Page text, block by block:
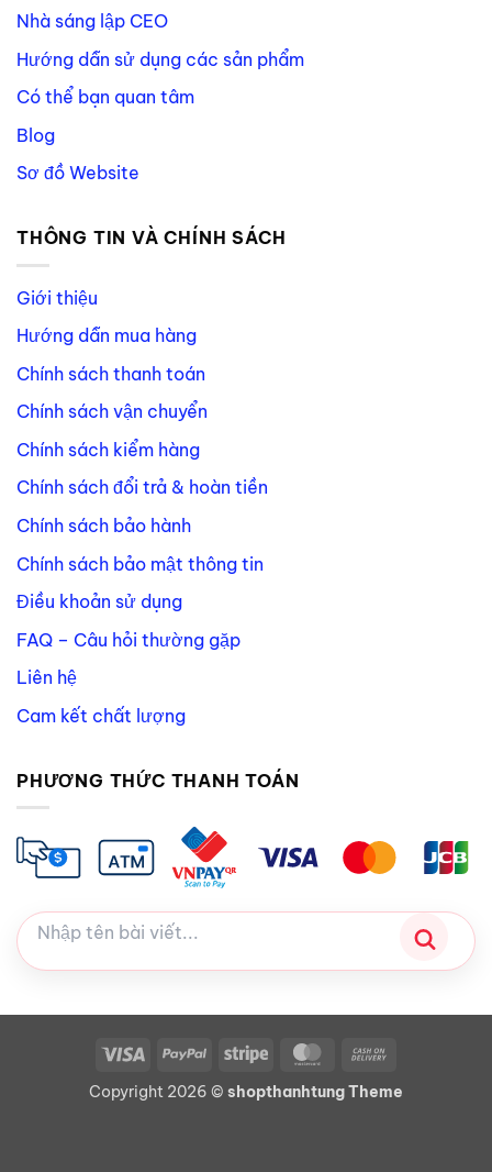
Nhà sáng lập CEO
Hướng dẫn sử dụng các sản phẩm
Có thể bạn quan tâm
Blog
Sơ đồ Website
THÔNG TIN VÀ CHÍNH SÁCH
Giới thiệu
Hướng dẫn mua hàng
Chính sách thanh toán
Chính sách vận chuyển
Chính sách kiểm hàng
Chính sách đổi trả & hoàn tiền
Chính sách bảo hành
Chính sách bảo mật thông tin
Điều khoản sử dụng
FAQ – Câu hỏi thường gặp
Liên hệ
Cam kết chất lượng
PHƯƠNG THỨC THANH TOÁN
Visa PayPal Stripe MasterCard
Delivery
Copyright 2026 © shopthanhtung Theme